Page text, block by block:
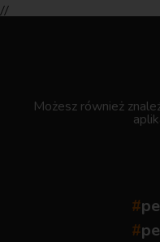
//
Możesz również
#
#